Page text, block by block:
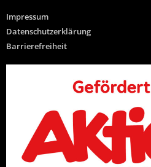
Impressum
Datenschutzerklärung
Barrierefreiheit